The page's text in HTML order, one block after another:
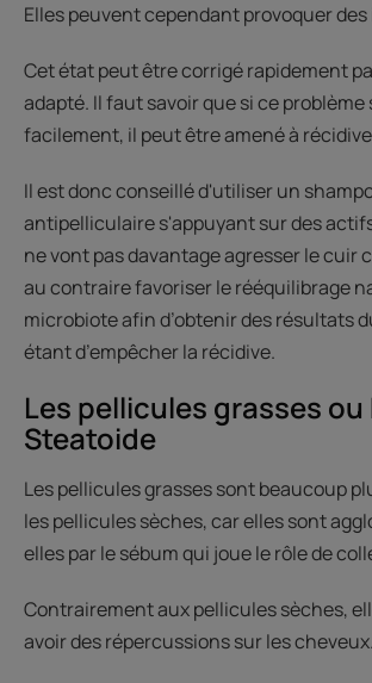
Elles peuvent cependant provoquer
Cet état peut être corrigé rapidement
adapté. Il faut savoir que si ce problème
facilement, il peut être amené à
Il est donc conseillé d'utiliser un
antipelliculaire s'appuyant sur des
ne vont pas davantage agresser le cuir
au contraire favoriser le rééquilibrage
microbiote afin d’obtenir des résultats
étant d’empêcher la récidive.
Les pellicules grasses
Steatoide
Les pellicules grasses sont beaucoup
les pellicules sèches, car elles sont
elles par le sébum qui joue le rôle de
Contrairement aux pellicules sèches,
avoir des répercussions sur les cheveux.